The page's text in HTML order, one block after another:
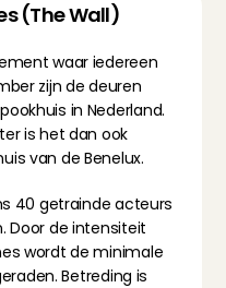
(The Wall)
waar iedereen
zijn de deuren
in Nederland.
is het dan ook
van de Benelux.
40 getrainde acteurs
Door de intensiteit
wordt de minimale
Betreding is